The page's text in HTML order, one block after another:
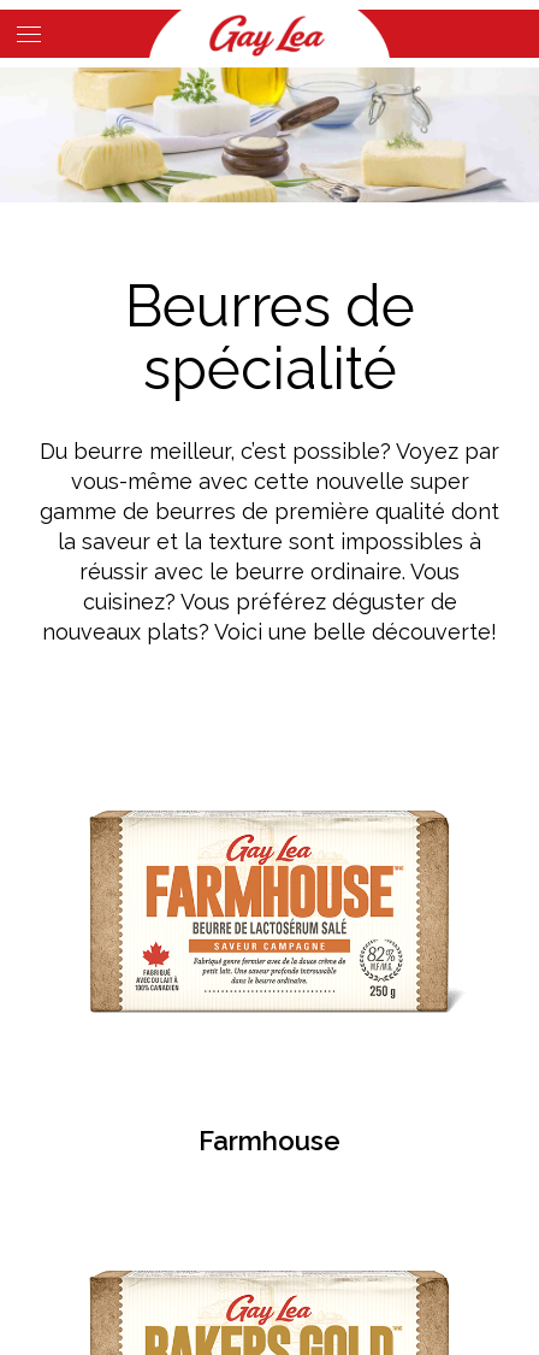
Skip
to
content
Content
Beurres de
spécialité
Du beurre meilleur, c’est possible? Voyez par
vous-même avec cette nouvelle super
gamme de beurres de première qualité dont
la saveur et la texture sont impossibles à
réussir avec le beurre ordinaire. Vous
cuisinez? Vous préférez déguster de
nouveaux plats? Voici une belle découverte!
Farmhouse